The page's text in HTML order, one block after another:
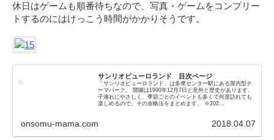
休日はゲームも順番待ちなので、写真・ゲームをコンプリー
トするのにはけっこう時間がかかりそうです。
サンリオピューロランド 目次ページ
「サンリオピューロランド」は多摩センター駅にある屋内型テ
ーマパーク。 開園は1990年12月7日と意外と歴史があります。
子連れにやさしく、季節ごとのイベントも多くて何度訪れても
楽しめるので、その攻略法をまとめます。 ※202...
onsomu-mama.com 2018.04.07